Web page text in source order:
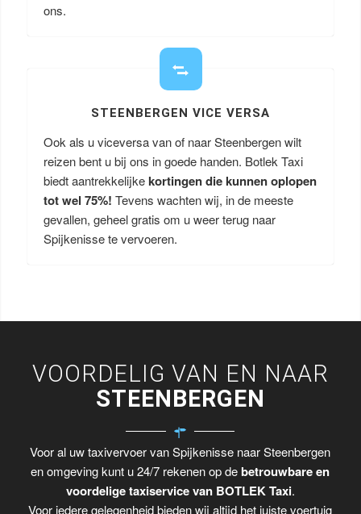
ons.
STEENBERGEN VICE VERSA
Ook als u viceversa van of naar Steenbergen wilt
reizen bent u bij ons in goede handen. Botlek Taxi
biedt aantrekkelijkekortingen die kunnen oplopen
tot wel 75%! Tevens wachten wij, in de meeste
gevallen, geheel gratis om u weer terug naar
Spijkenisse te vervoeren.
VOORDELIG VAN EN NAAR
STEENBERGEN
Voor al uw taxivervoer van Spijkenisse naar Steenbergen
en omgeving kunt u 24/7 rekenen op debetrouwbare en
voordelige taxiservice van BOTLEK Taxi.
Voor iedere gelegenheid bieden wij altijd het juiste voertuig